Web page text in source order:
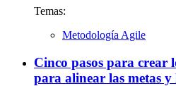
Temas:
Metodología Agile
Cinco pasos para crear
para alinear las metas